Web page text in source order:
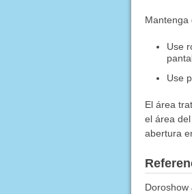
Mantenga
Use
Use
El área
el área
abertura
Doroshow